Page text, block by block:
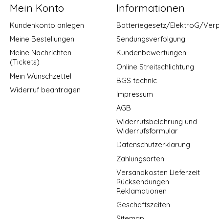
Mein Konto
Kundenkonto anlegen
Meine Bestellungen
Meine Nachrichten
(Tickets)
Mein Wunschzettel
Widerruf beantragen
Informationen
Batteriegesetz/ElektroG/
Sendungsverfolgung
Kundenbewertungen
Online Streitschlichtung
BGS technic
Impressum
AGB
Widerrufsbelehrung und
Widerrufsformular
Datenschutzerklärung
Zahlungsarten
Versandkosten Lieferzeit
Rücksendungen
Reklamationen
Geschäftszeiten